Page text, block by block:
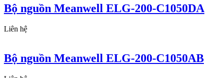
Bộ nguồn Meanwell ELG-200-C1050DA
Liên hệ
Bộ nguồn Meanwell ELG-200-C1050AB